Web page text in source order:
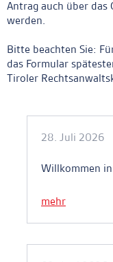
Antrag auch über das
werden.
Bitte beachten Sie:
das Formular
Tiroler
28. Juli 2026
Willkommen
mehr